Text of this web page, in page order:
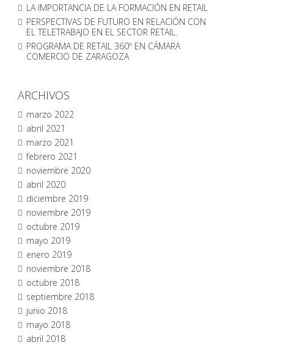
LA IMPORTANCIA DE LA FORMACIÓN EN RETAIL
PERSPECTIVAS DE FUTURO EN RELACIÓN CON
EL TELETRABAJO EN EL SECTOR RETAIL.
PROGRAMA DE RETAIL 360º EN CÁMARA
COMERCIO DE ZARAGOZA
ARCHIVOS
marzo 2022
abril 2021
marzo 2021
febrero 2021
noviembre 2020
abril 2020
diciembre 2019
noviembre 2019
octubre 2019
mayo 2019
enero 2019
noviembre 2018
octubre 2018
septiembre 2018
junio 2018
mayo 2018
abril 2018